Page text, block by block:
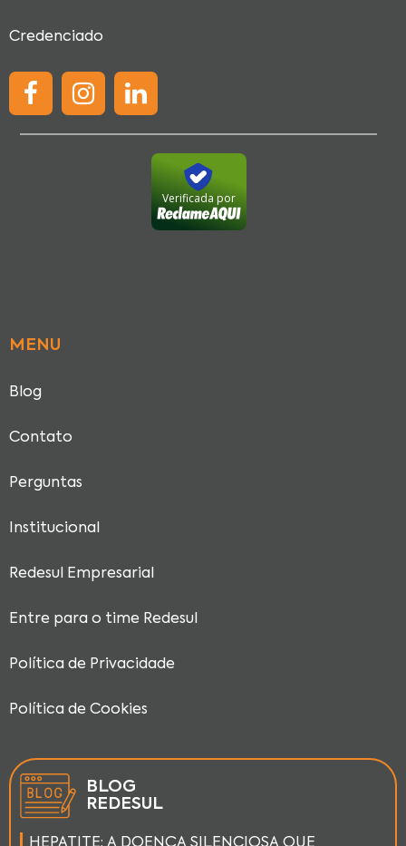
Credenciado
Verificada por
MENU
Blog
Contato
Perguntas
Institucional
Redesul Empresarial
Entre para o time Redesul
Política de Privacidade
Política de Cookies
BLOG
REDESUL